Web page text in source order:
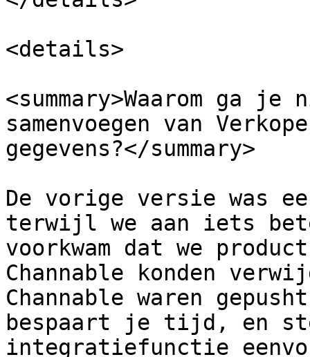
<details>
<summary>Waarom ga
samenvoegen van
gegevens?</summary>
De vorige versie was
terwijl we aan iets
voorkwam dat we
Channable konden
Channable waren
bespaart je tijd, en
integratiefunctie